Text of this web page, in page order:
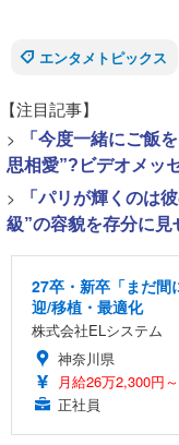
エンタメトピックス
【注目記事】
>
「今度一緒にご飯
思相愛”?ビデオメッ
>
「パリが輝くのは
級”の容貌を存分に見
27卒・新卒「まだ間
迎/移植・最適化
株式会社ELシステム
神奈川県
月給26万2,300円
正社員